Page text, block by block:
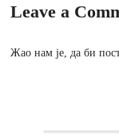
Leave a
Жао нам је, да би